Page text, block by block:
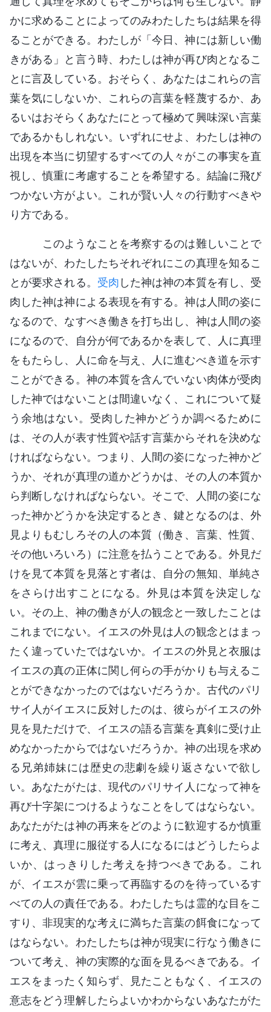
かに求めることによってのみわたしたちは結果を得
ることができる。わたしが「今日、神には新しい働
きがある」と言う時、わたしは神が再び肉となるこ
とに言及している。おそらく、あなたはこれらの言
葉を気にしないか、これらの言葉を軽蔑するか、あ
るいはおそらくあなたにとって極めて興味深い言葉
であるかもしれない。いずれにせよ、わたしは神の
出現を本当に切望するすべての人々がこの事実を直
視し、慎重に考慮することを希望する。結論に飛び
つかない方がよい。これが賢い人々の行動すべきや
り方である。
このようなことを考察するのは難しいことで
はないが、わたしたちそれぞれにこの真理を知るこ
とが要求される。 受肉 した神は神の本質を有し、受
肉した神は神による表現を有する。神は人間の姿に
なるので、なすべき働きを打ち出し、神は人間の姿
になるので、自分が何であるかを表して、人に真理
をもたらし、人に命を与え、人に進むべき道を示す
ことができる。神の本質を含んでいない肉体が受肉
した神ではないことは間違いなく、これについて疑
う余地はない。受肉した神かどうか調べるために
は、その人が表す性質や話す言葉からそれを決めな
ければならない。つまり、人間の姿になった神かど
うか、それが真理の道かどうかは、その人の本質か
ら判断しなければならない。そこで、人間の姿にな
った神かどうかを決定するとき、鍵となるのは、外
見よりもむしろその人の本質（働き、言葉、性質、
その他いろいろ）に注意を払うことである。外見だ
けを見て本質を見落とす者は、自分の無知、単純さ
をさらけ出すことになる。外見は本質を決定しな
い。その上、神の働きが人の観念と一致したことは
これまでにない。イエスの外見は人の観念とはまっ
たく違っていたではないか。イエスの外見と衣服は
イエスの真の正体に関し何らの手がかりも与えるこ
とができなかったのではないだろうか。古代のパリ
サイ人がイエスに反対したのは、彼らがイエスの外
見を見ただけで、イエスの語る言葉を真剣に受け止
めなかったからではないだろうか。神の出現を求め
る兄弟姉妹には歴史の悲劇を繰り返さないで欲し
い。あなたがたは、現代のパリサイ人になって神を
再び十字架につけるようなことをしてはならない。
あなたがたは神の再来をどのように歓迎するか慎重
に考え、真理に服従する人になるにはどうしたらよ
いか、はっきりした考えを持つべきである。これ
が、イエスが雲に乗って再臨するのを待っているす
べての人の責任である。わたしたちは霊的な目をこ
すり、非現実的な考えに満ちた言葉の餌食になって
はならない。わたしたちは神が現実に行なう働きに
ついて考え、神の実際的な面を見るべきである。イ
エスをまったく知らず、見たこともなく、イエスの
意志をどう理解したらよいかわからないあなたがた